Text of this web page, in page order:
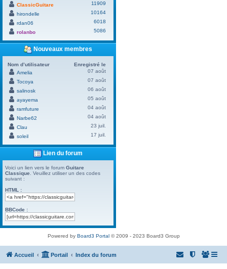
ClassicGuitare
11909
hirondelle
10164
rdan06
6018
rolanbo
5086
Nouveaux membres
Nom d’utilisateur
Enregistré le
Amelia
07 août
Tocoya
07 août
salinosk
06 août
ayayema
05 août
ramfuture
04 août
Narbe62
04 août
Clau
23 juil.
soleil
17 juil.
Lien du forum
Voici un lien vers le forum Guitare
Classique . Veuillez utiliser un des codes
suivant :
HTML :
BBCode :
Powered by Board3 Portal© 2009 - 2023 Board3 Group
Accueil Portail Index du forum